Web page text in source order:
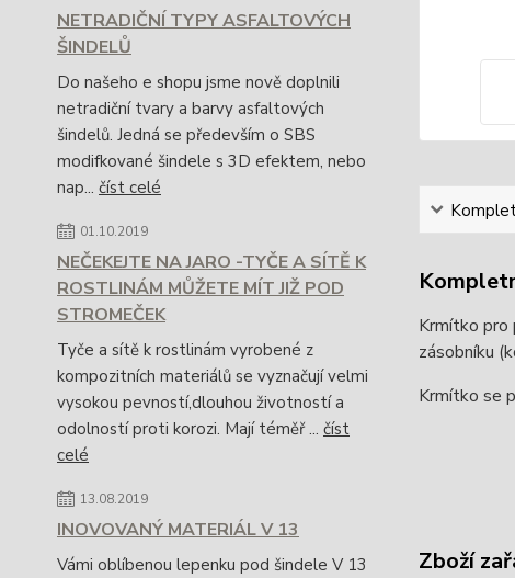
NETRADIČNÍ TYPY ASFALTOVÝCH
ŠINDELŮ
Do našeho e shopu jsme nově doplnili
netradiční tvary a barvy asfaltových
šindelů. Jedná se především o SBS
modifkované šindele s 3D efektem, nebo
nap... číst celé
01.10.2019
NEČEKEJTE NA JARO -TYČE A SÍTĚ K
ROSTLINÁM MŮŽETE MÍT JIŽ POD
STROMEČEK
Tyče a sítě k rostlinám vyrobené z
kompozitních materiálů se vyznačují velmi
vysokou pevností,dlouhou životností a
odolností proti korozi. Mají téměř ... číst
celé
13.08.2019
INOVOVANÝ MATERIÁL V 13
Vámi oblíbenou lepenku pod šindele V 13
Krmítko pro
zásobníku
Krmítko se
Zboží